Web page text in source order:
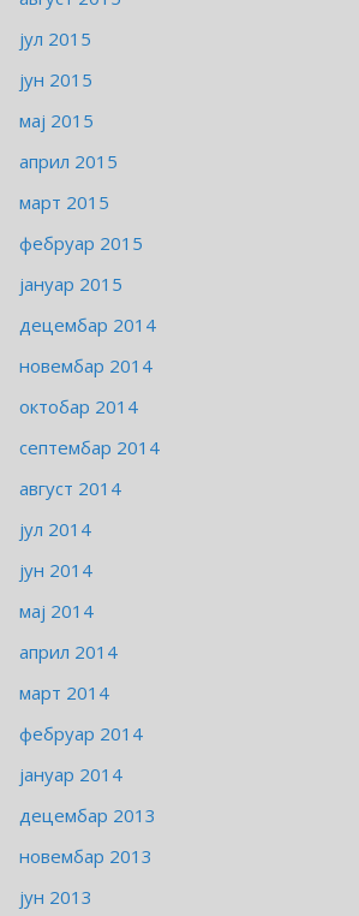
јул 2015
јун 2015
мај 2015
април 2015
март 2015
фебруар 2015
јануар 2015
децембар 2014
новембар 2014
октобар 2014
септембар 2014
август 2014
јул 2014
јун 2014
мај 2014
април 2014
март 2014
фебруар 2014
јануар 2014
децембар 2013
новембар 2013
јун 2013